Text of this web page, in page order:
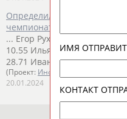
Определились фигуристы -
чемпионата России 2024 по
... Егор Рухин – 12.04 Роман
10.55 Илья Строганов –
28.71 Иван
Попов– 28.19
(Проект: Информационное
20.01.2024
ИМЯ
КОНТАКТ